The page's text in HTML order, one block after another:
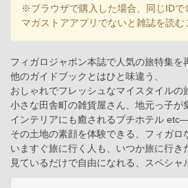
※ブラウザで購入した場合、同じIDで
マガストアアプリでないと雑誌を読む
フィガロジャポン本誌で人気の旅特集を
他のガイドブックとはひと味違う、
おしゃれでフレッシュなマイスタイルの
小さな田舎町の雑貨屋さん、地元っ子が
インテリアにも癒されるプチホテル
その土地の素顔を体験できる、フィガロ
いますぐ旅に行く人も、いつか旅に行き
見ているだけで自由になれる、スペシャ